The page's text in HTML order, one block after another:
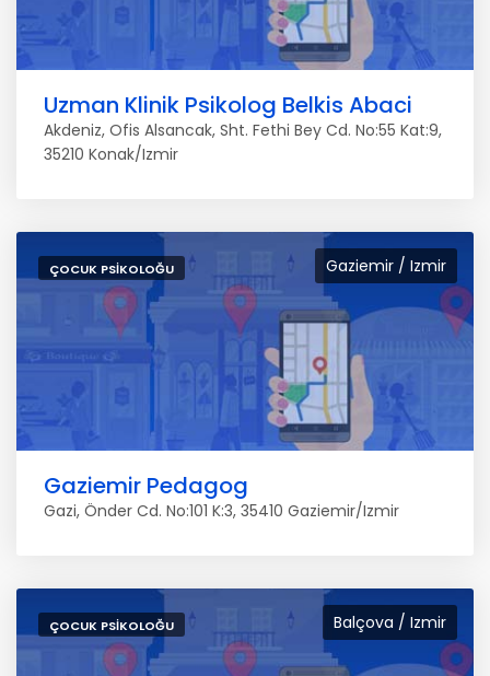
Uzman Klinik Psikolog Belkis Abaci
Akdeniz, Ofis Alsancak, Sht. Fethi Bey Cd. No:55 Kat:9,
35210 Konak/Izmir
Gaziemir / Izmir
ÇOCUK PSIKOLOĞU
Gaziemir Pedagog
Gazi, Önder Cd. No:101 K:3, 35410 Gaziemir/Izmir
Balçova / Izmir
ÇOCUK PSIKOLOĞU